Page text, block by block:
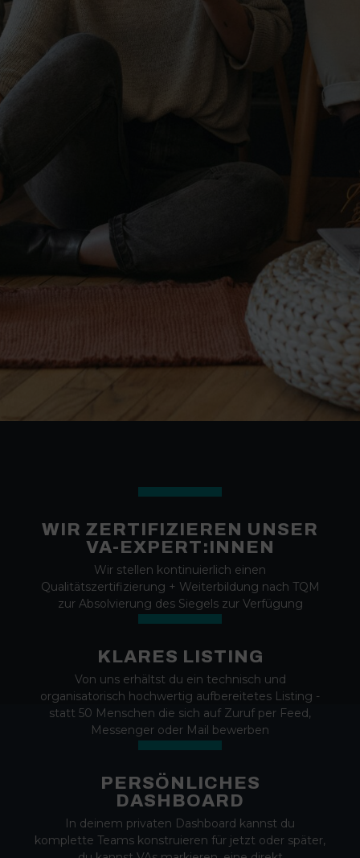
WIR ZERTIFIZIEREN UNSER
VA-EXPERT:INNEN
Wir stellen kontinuierlich einen
Qualitätszertifizierung + Weiterbildung nach TQM
zur Absolvierung des Siegels zur Verfügung
KLARES LISTING
Von uns erhältst du ein technisch und
organisatorisch hochwertig aufbereitetes Listing -
statt 50 Menschen die sich auf Zuruf per Feed,
Messenger oder Mail bewerben
PERSÖNLICHES
DASHBOARD
In deinem privaten Dashboard kannst du
komplette Teams konstruieren für jetzt oder später,